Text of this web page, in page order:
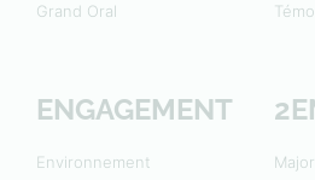
Grand Oral
ENGAGEMENT
Environnement